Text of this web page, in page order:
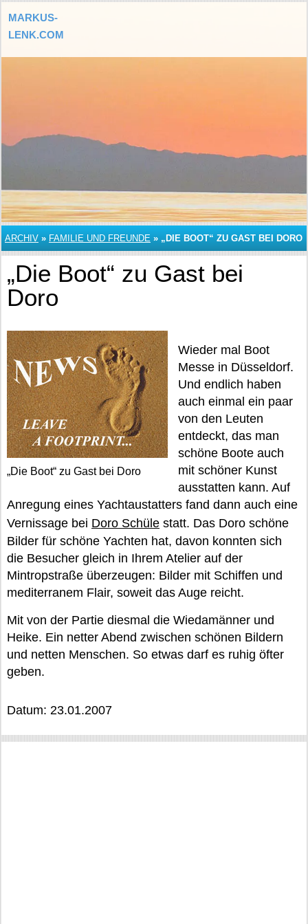
MARKUS-
LENK.COM
ARCHIV » FAMILIE UND FREUNDE » „DIE BOOT“ ZU GAST BEI DORO
„Die Boot“ zu Gast bei
Doro
„Die Boot“ zu Gast bei Doro
Wieder mal Boot
Messe in Düsseldorf.
Und endlich haben
auch einmal ein paar
von den Leuten
entdeckt, das man
schöne Boote auch
mit schöner Kunst
ausstatten kann. Auf
Anregung eines Yachtaustatters fand dann auch eine
Vernissage bei Doro Schüle statt. Das Doro schöne
Bilder für schöne Yachten hat, davon konnten sich
die Besucher gleich in Ihrem Atelier auf der
Mintropstraße überzeugen: Bilder mit Schiffen und
mediterranem Flair, soweit das Auge reicht.
Mit von der Partie diesmal die Wiedamänner und
Heike. Ein netter Abend zwischen schönen Bildern
und netten Menschen. So etwas darf es ruhig öfter
geben.
Datum: 23.01.2007